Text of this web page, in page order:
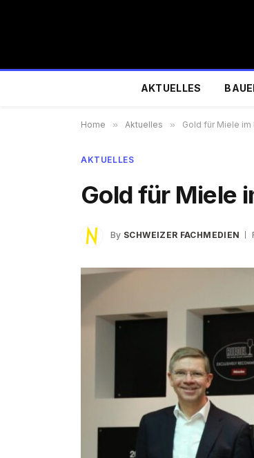
AKTUELLES
Home » Aktuelles » Gold für Miele
AKTUELLES
Gold für Miele
By SCHWEIZER FACHMEDIEN